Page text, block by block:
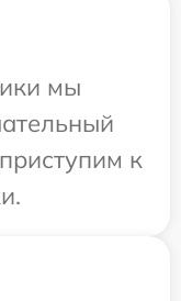
мы
к